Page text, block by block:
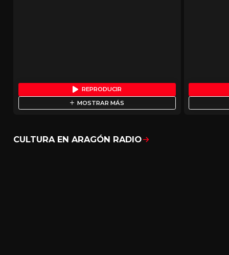
REPRODUCIR
MOSTRAR MÁS
CULTURA EN ARAGÓN RADIOMostrar todo